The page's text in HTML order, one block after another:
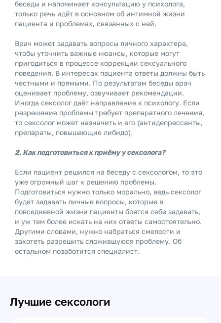
беседы и напоминает консультацию у психолога,
только речь идёт в основном об интимной жизни
пациента и проблемах, связанных с ней.
Врач может задавать вопросы личного характера,
чтобы уточнить важные нюансы, которые могут
пригодиться в процессе коррекции сексуального
поведения. В интересах пациента ответы должны быть
честными и прямыми. По результатам беседы врач
оценивает проблему, озвучивает рекомендации.
Иногда сексолог даёт направление к психологу. Если
разрешение проблемы требует препаратного лечения,
то сексолог может назначить и его (антидепрессанты,
препараты, повышающие либидо).
2. Как подготовиться к приёму у сексолога?
Если пациент решился на беседу с сексологом, то это
уже огромный шаг к решению проблемы.
Подготовиться нужно только морально, ведь сексолог
будет задавать личные вопросы, которые в
повседневной жизни пациенты боятся себе задавать,
и уж тем более искать на них ответы самостоятельно.
Другими словами, нужно набраться смелости и
захотеть разрешить сложившуюся проблему. Об
остальном позаботится специалист.
Лучшие сексологи